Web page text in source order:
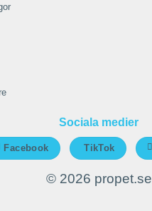
Sociala medier
Facebook TikTok
© 2026 propet.se